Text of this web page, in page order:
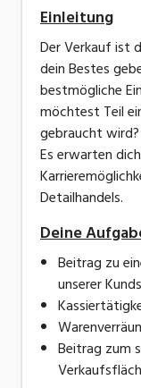
Sicherheit,
Verkauf,
Einleitung
Der Verkauf ist
dein Bestes
bestmögliche
möchtest Teil
gebraucht
Es erwarten
Detailhandels.
Deine
Beitrag zu
unserer
Beitrag zum